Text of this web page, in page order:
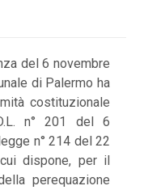
del 6 novembre
di Palermo ha
costituzionale
n° 201 del 6
n° 214 del 22
dispone, per il
perequazione